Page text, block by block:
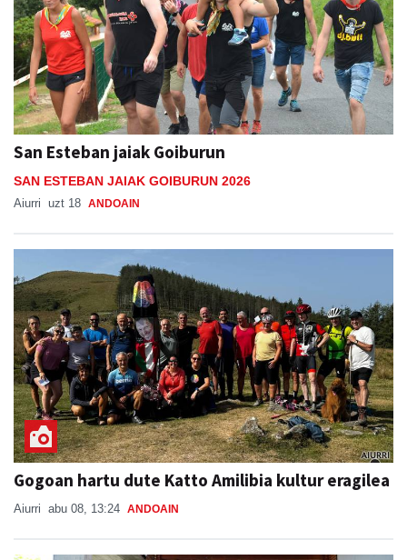
San Esteban jaiak Goiburun
SAN ESTEBAN JAIAK GOIBURUN 2026
Aiurri uzt 18 ANDOAIN
Gogoan hartu dute Katto Amilibia kultur eragilea
Aiurri abu 08, 13:24 ANDOAIN